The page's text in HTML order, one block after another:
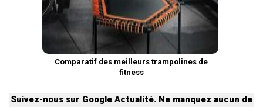
Comparatif des meilleurs trampolines de
fitness
Suivez-nous sur Google Actualité. Ne manquez aucun de